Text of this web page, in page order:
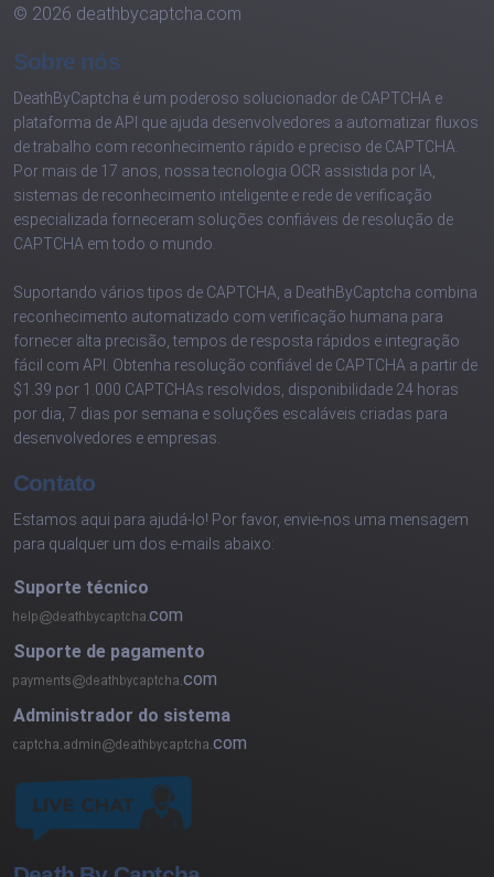
© 2026 deathbycaptcha.com
Sobre nós
DeathByCaptcha é um poderoso solucionador de CAPTCHA e
plataforma de API que ajuda desenvolvedores a automatizar fluxos
de trabalho com reconhecimento rápido e preciso de CAPTCHA.
Por mais de 17 anos, nossa tecnologia OCR assistida por IA,
sistemas de reconhecimento inteligente e rede de verificação
especializada forneceram soluções confiáveis de resolução de
CAPTCHA em todo o mundo.
Suportando vários tipos de CAPTCHA, a DeathByCaptcha combina
reconhecimento automatizado com verificação humana para
fornecer alta precisão, tempos de resposta rápidos e integração
fácil com API. Obtenha resolução confiável de CAPTCHA a partir de
$1.39 por 1.000 CAPTCHAs resolvidos, disponibilidade 24 horas
por dia, 7 dias por semana e soluções escaláveis criadas para
desenvolvedores e empresas.
Contato
Estamos aqui para ajudá-lo! Por favor, envie-nos uma mensagem
para qualquer um dos e-mails abaixo:
Suporte técnico
com
Suporte de pagamento
com
Administrador do sistema
com